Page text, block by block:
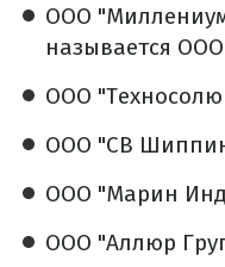
ООО
называется
ООО
ООО "СВ
ООО "Марин
ООО "Аллюр